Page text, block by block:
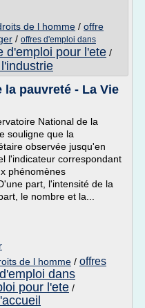
de l homme / offre
/ offres d'emploi dans
d'emploi pour l'ete /
la pauvreté - La Vie
National de la
souligne que la
observée jusqu'en
l'indicateur correspondant
phénomènes
part, l'intensité de la
le nombre et la...
de l homme / offres
dans
pour l'ete /